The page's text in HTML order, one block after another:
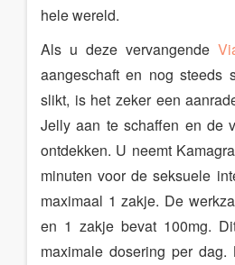
hele wereld.
Als u deze vervangende
aangeschaft en nog steeds
slikt, is het zeker een
Jelly aan te schaffen en de
ontdekken. U neemt
minuten voor de seksuele
maximaal 1 zakje. De
en 1 zakje bevat 100mg.
maximale dosering per dag.